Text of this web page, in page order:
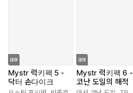
Mystr 럭키팩 5 -
닥터 손다이크
Mystr 럭키팩 6 -
코난 도일의 해적